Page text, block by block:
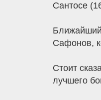
Сантосе
Ближайший
Сафонов,
Стоит
лучшего